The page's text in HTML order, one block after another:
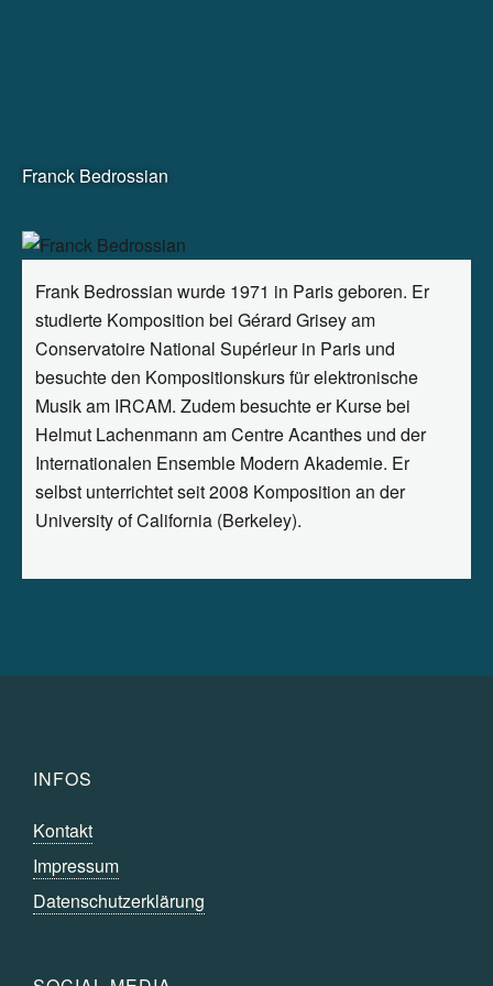
Franck Bedrossian
Frank Bedrossian wurde 1971 in Paris geboren. Er
studierte Komposition bei Gérard Grisey am
Conservatoire National Supérieur in Paris und
besuchte den Kompositionskurs für elektronische
Musik am IRCAM. Zudem besuchte er Kurse bei
Helmut Lachenmann am Centre Acanthes und der
Internationalen Ensemble Modern Akademie. Er
selbst unterrichtet seit 2008 Komposition an der
University of California (Berkeley).
INFOS
Kontakt
Impressum
Datenschutzerklärung